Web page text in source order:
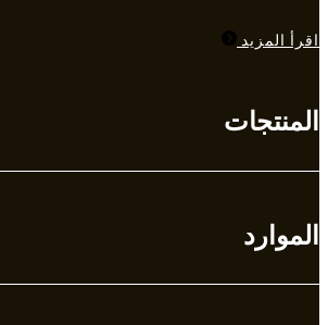
اقرأ المزيد
المنتجات
الموارد